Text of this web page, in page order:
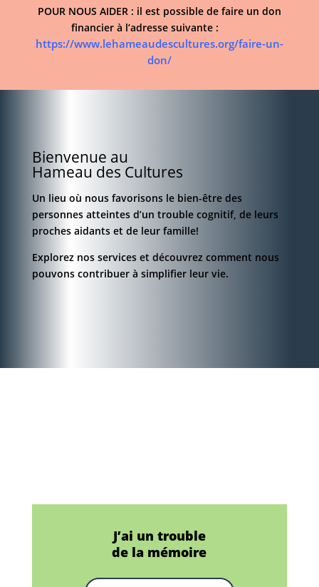
POUR NOUS AIDER : il est possible de faire un don
financier à l’adresse suivante :
https://www.lehameaudescultures.org/faire-un-
don/
Bienvenue au
Hameau des Cultures
Un lieu où nous favorisons le bien-être des
personnes atteintes d’un trouble cognitif, de leurs
proches aidants et de leur famille!
Explorez nos services et découvrez comment nous
pouvons contribuer à simplifier leur vie.
J’ai un trouble
de la mémoire